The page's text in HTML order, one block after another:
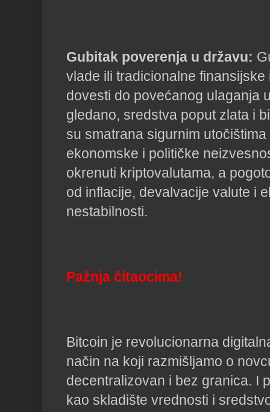
Gubitak poverenja u državu:
vlade ili tradicionalne finansijske
dovesti do povećanog ulaganja
gledano, sredstva poput zlata i
su smatrana sigurnim
ekonomske i političke
okrenuti kriptovalutama, a
od inflacije, devalvacije valute i
nestabilnosti.
Pažnja čitaocima!
Bitcoin je revolucionarna
način na koji razmišljamo o
decentralizovan i bez granica. I
kao skladište vrednosti i